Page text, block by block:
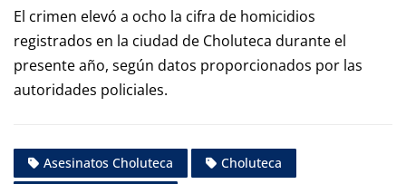
El crimen elevó a ocho la cifra de homicidios
registrados en la ciudad de Choluteca durante el
presente año, según datos proporcionados por las
autoridades policiales.
Asesinatos Choluteca
Choluteca